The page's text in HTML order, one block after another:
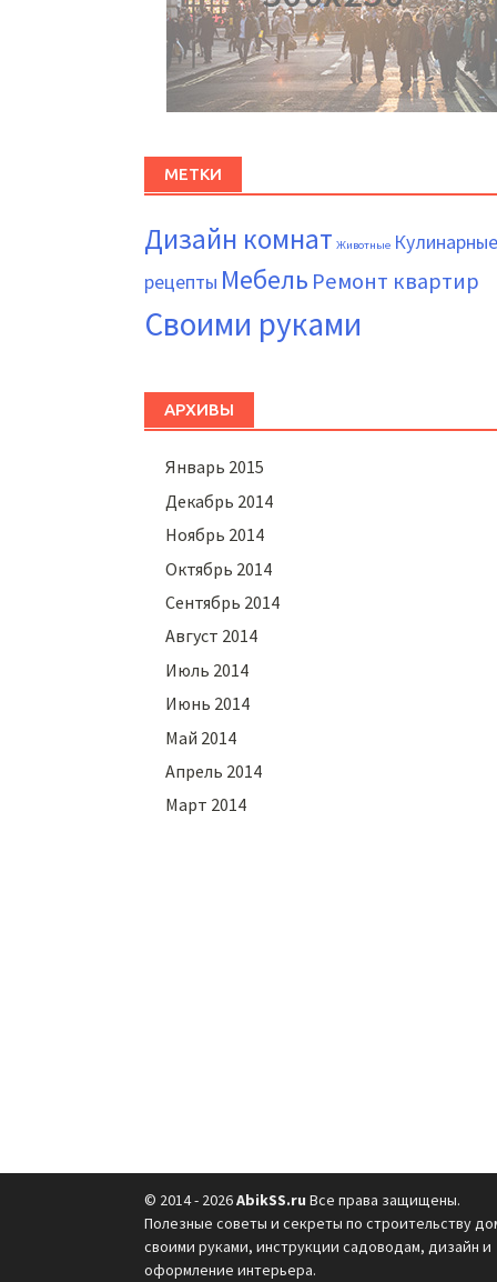
МЕТКИ
Дизайн комнат Животные Кулинарные
рецепты Мебель Ремонт квартир
Своими руками
АРХИВЫ
Январь 2015
Декабрь 2014
Ноябрь 2014
Октябрь 2014
Сентябрь 2014
Август 2014
Июль 2014
Июнь 2014
Май 2014
Апрель 2014
Март 2014
© 2014 - 2026AbikSS.ru Все права защищены.
Полезные советы и секреты по строительству
своими руками, инструкции садоводам, дизайн и
оформление интерьера.